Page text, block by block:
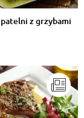
z grzybami